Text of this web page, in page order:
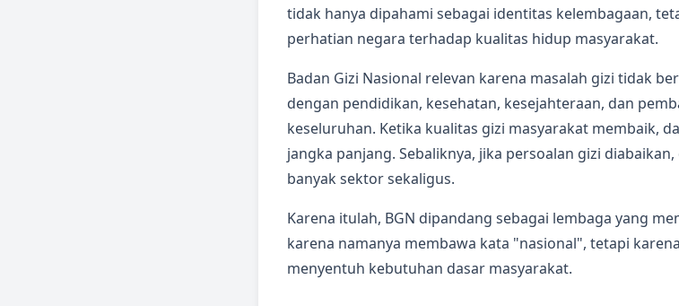
tidak hanya dipahami sebagai identitas kelembagaan,
perhatian negara terhadap kualitas hidup masyarakat.
Badan Gizi Nasional relevan karena masalah gizi tidak
dengan pendidikan, kesehatan, kesejahteraan, dan
keseluruhan. Ketika kualitas gizi masyarakat membaik,
jangka panjang. Sebaliknya, jika persoalan gizi
banyak sektor sekaligus.
Karena itulah, BGN dipandang sebagai lembaga yang
karena namanya membawa kata "nasional", tetapi
menyentuh kebutuhan dasar masyarakat.